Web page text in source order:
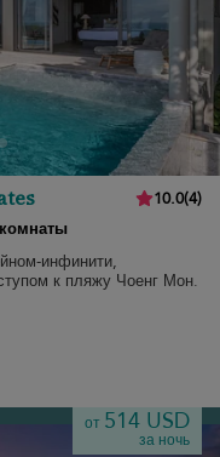
10.0(4)
инфинити,
к пляжу Чоенг Мон.
от 514 USD
за ночь